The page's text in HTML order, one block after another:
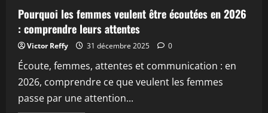
Pourquoi les femmes veulent être écoutées en 2026
: comprendre leurs attentes
Victor Reffy 31 décembre 2025 0
Écoute, femmes, attentes et communication : en
2026, comprendre ce que veulent les femmes
passe par une attention...